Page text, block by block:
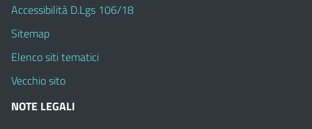
Accessibilità D.Lgs 106/18
Sitemap
Elenco siti tematici
Vecchio sito
NOTE LEGALI